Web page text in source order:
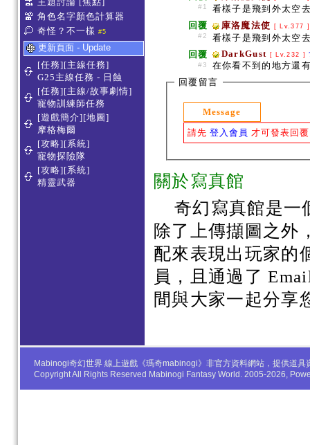
角色名字顏色計算器
奇怪？不一樣 #5
更新頁面 - Update
[任務][主線任務]
G25主線任務 - 日蝕
[任務][主線/故事劇情]
寵物訓練師任務
[遊戲簡介][地圖]
摩格梅爾
[攻略][系統]
寵物探險隊
[攻略][系統]
精靈武器
#1
看樣子是飛到外太空
回覆
#2
庫洛魔法使 [ Lv.377
看樣子是飛到外太空
回覆
#3
DarkGust [ Lv.232 ]
在你看不到的地方還
回覆留言
Message
請先 登入會員 才可發表回
關於寫真館
奇幻寫真館是一
除了上傳擷圖之外
配來表現出玩家的
員，且通過了
間與大家一起分享
Mabinogi奇幻世界 線上遊戲《瑪奇mabinogi》非官方資料網站，提供道
Copyright All Rights Reserved Mabinogi Fantasy World. 2005-2026,